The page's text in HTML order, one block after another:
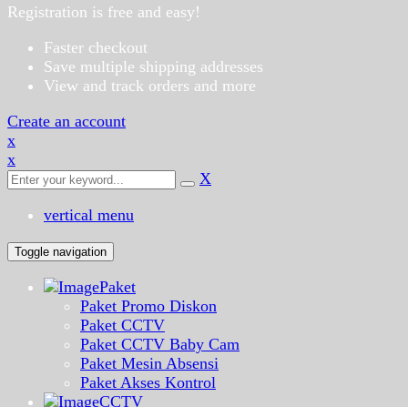
Registration is free and easy!
Faster checkout
Save multiple shipping addresses
View and track orders and more
Create an account
x
x
X
vertical menu
Toggle navigation
Paket
Paket Promo Diskon
Paket CCTV
Paket CCTV Baby Cam
Paket Mesin Absensi
Paket Akses Kontrol
CCTV